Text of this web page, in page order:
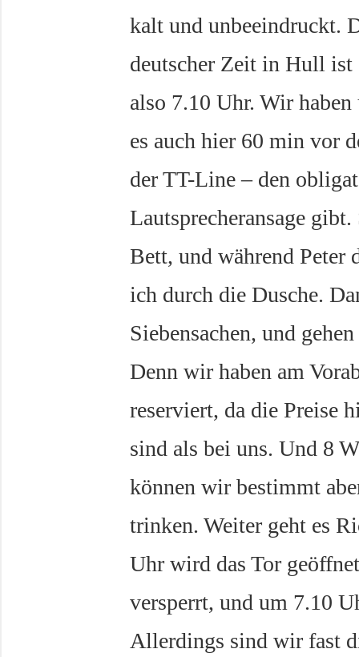
kalt und unbeeindruckt.
deutscher Zeit in Hull
also 7.10 Uhr. Wir
es auch hier 60 min vor
der TT-Line – den
Lautsprecheransage
Bett, und während Peter
ich durch die Dusche.
Siebensachen, und
Denn wir haben am
reserviert, da die Preise
sind als bei uns. Und 8
können wir bestimmt
trinken. Weiter geht es
Uhr wird das Tor
versperrt, und um 7.10
Allerdings sind wir fast